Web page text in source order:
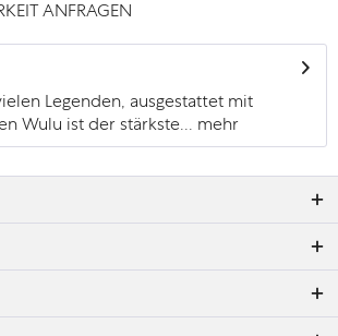
ANFRAGEN
Legenden, ausgestattet mit
Wulu ist der stärkste... mehr